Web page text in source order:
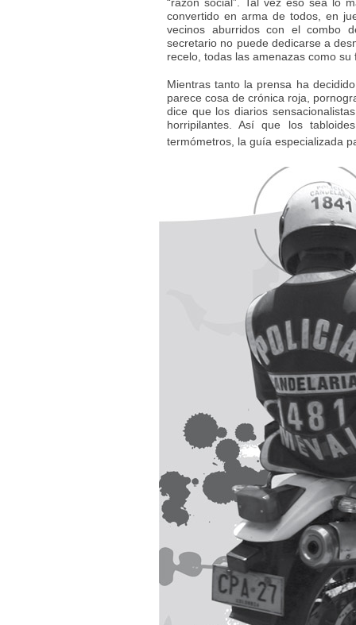
convertido en arma de todos, en
vecinos aburridos con el combo
secretario no puede dedicarse a
recelo, todas las amenazas como su
Mientras tanto la prensa ha
parece cosa de crónica roja,
dice que los diarios
horripilantes. Así que los
termómetros, la guía especializada